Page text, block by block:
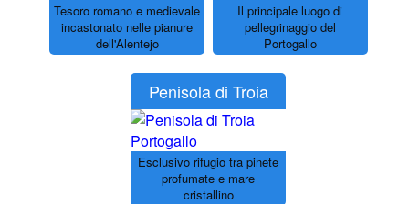
Tesoro romano e medievale
incastonato nelle pianure
dell'Alentejo
Il principale luogo di
pellegrinaggio del
Portogallo
Penisola di Troia
Esclusivo rifugio tra pinete
profumate e mare
cristallino